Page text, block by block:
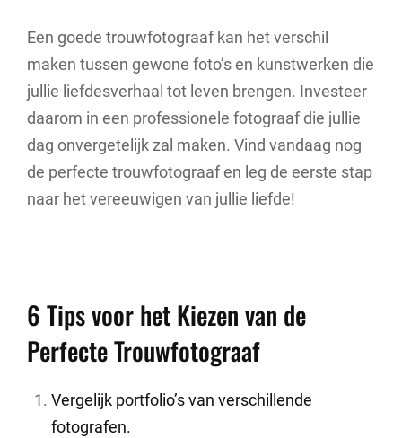
Een goede trouwfotograaf kan het verschil
maken tussen gewone foto’s en kunstwerken die
jullie liefdesverhaal tot leven brengen. Investeer
daarom in een professionele fotograaf die jullie
dag onvergetelijk zal maken. Vind vandaag nog
de perfecte trouwfotograaf en leg de eerste stap
naar het vereeuwigen van jullie liefde!
6 Tips voor het Kiezen van de
Perfecte Trouwfotograaf
Vergelijk portfolio’s van verschillende
fotografen.